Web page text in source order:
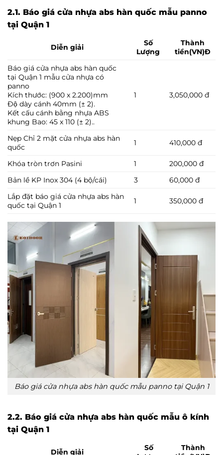
2.1. Báo giá cửa nhựa abs hàn quốc mẫu panno
tại Quận 1
Diễn giải
Số
Lượng
Thành
tiền(VN)Đ
Báo giá cửa nhựa abs hàn quốc
tại Quận 1 mẫu cửa nhựa có
panno
Kích thước: (900 x 2.200)mm
Độ dày cánh 40mm (± 2).
Kết cấu cánh bằng nhựa ABS
khung Bao: 45 x 110 (± 2)..
1 3,050,000 đ
Nẹp Chỉ 2 mặt cửa nhựa abs hàn
quốc
1 410,000 đ
Khóa tròn trơn Pasini 1
200,000 đ
Bản lề KP Inox 304 (4 bộ/cái)
3
60,000 đ
Lắp đặt báo giá cửa nhựa abs hàn
quốc tại Quận 1
1 350,000 đ
Báo giá cửa nhựa abs hàn quốc mẫu panno tại Quận 1
2.2. Báo giá cửa nhựa abs hàn quốc mẫu ô kính
tại Quận 1
Diễn giải
Số
Thành